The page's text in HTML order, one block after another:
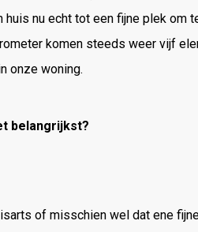
nu echt tot een fijne plek om
komen steeds weer vijf
onze woning.
belangrijkst?
of misschien wel dat ene